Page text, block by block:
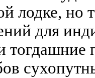
лодке, но
для
тогдашние